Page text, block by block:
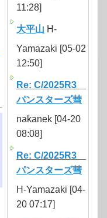
11:28]
大平山 H-
Yamazaki [05-02
12:50]
Re: C/2025R3
パンスターズ彗
nakanek [04-20
08:08]
Re: C/2025R3
パンスターズ彗
H-Yamazaki [04-
20 07:17]